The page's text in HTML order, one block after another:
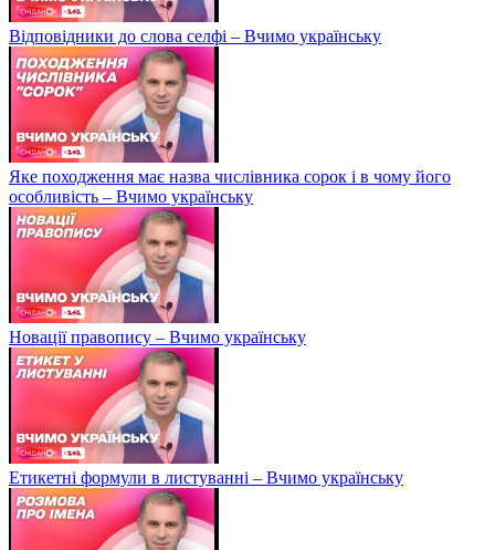
Відповідники до слова селфі – Вчимо українську
Яке походження має назва числівника сорок і в чому його
особливість – Вчимо українську
Новації правопису – Вчимо українську
Етикетні формули в листуванні – Вчимо українську